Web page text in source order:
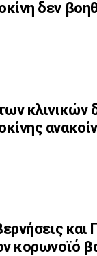
δεν
κλινικών
και
κορωνοϊό